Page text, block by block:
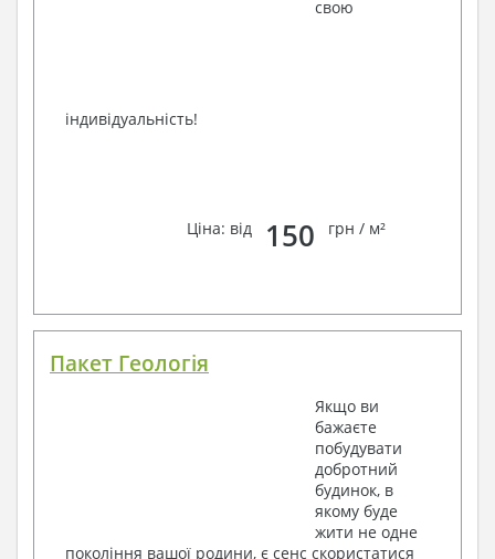
свою
індивідуальність!
Ціна: від 150 грн / м²
Пакет Геологія
Якщо ви
бажаєте
побудувати
добротний
будинок, в
якому буде
жити не одне
покоління вашої родини, є сенс скористатися